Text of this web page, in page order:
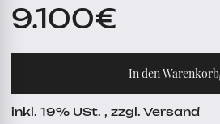
9.100€
In den Warenkorb
inkl. 19% USt. , zzgl. Versand